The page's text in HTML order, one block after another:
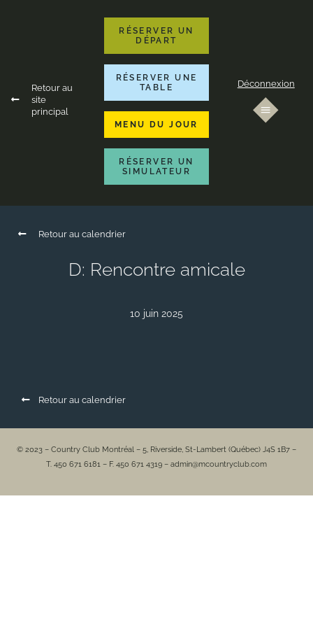
Retour au
site
principal
RÉSERVER UN
DÉPART
RÉSERVER UNE
TABLE
MENU DU JOUR
RÉSERVER UN
SIMULATEUR
Déconnexion
Retour au calendrier
D: Rencontre amicale
10 juin 2025
Retour au calendrier
© 2023 – Country Club Montréal – 5, Riverside, St-Lambert (Québec) J4S 1B7 –
T. 450 671 6181 – F. 450 671 4319 – admin@mcountryclub.com